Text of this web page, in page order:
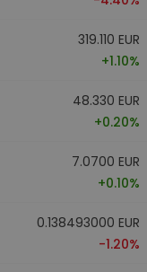
319.110 EUR
+1.10%
48.330 EUR
+0.20%
7.0700 EUR
+0.10%
0.138493000 EUR
-1.20%